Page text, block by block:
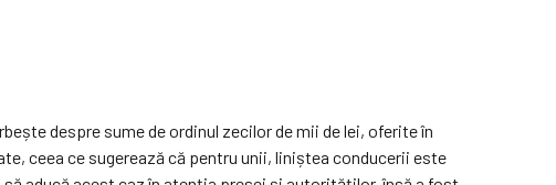
despre sume de ordinul zecilor de mii de lei, oferite în
ceea ce sugerează că pentru unii, liniștea conducerii este